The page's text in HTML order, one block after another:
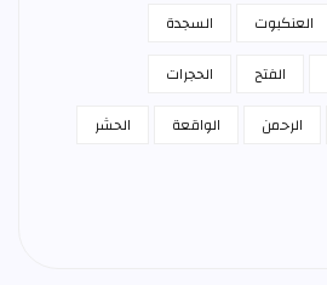
العنكبوت
السجدة
الفتح
الحجرات
الرحمن الواقعة
الحشر